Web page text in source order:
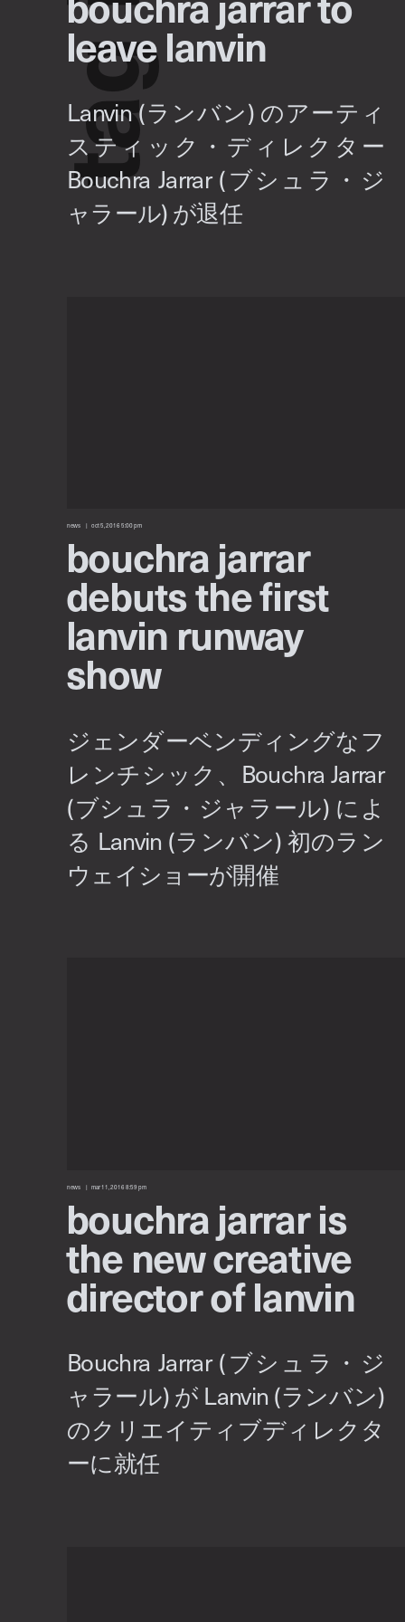
t
a
g
leave lanvin
news oct 5, 2016 5:00 pm
bouchra jarrar
debuts the first
lanvin runway
show
news mar 11, 2016 8:59 pm
bouchra jarrar is
the new creative
director of lanvin